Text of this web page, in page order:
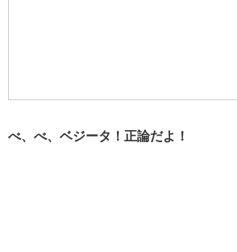
べ、べ、ベジータ！正論だよ！